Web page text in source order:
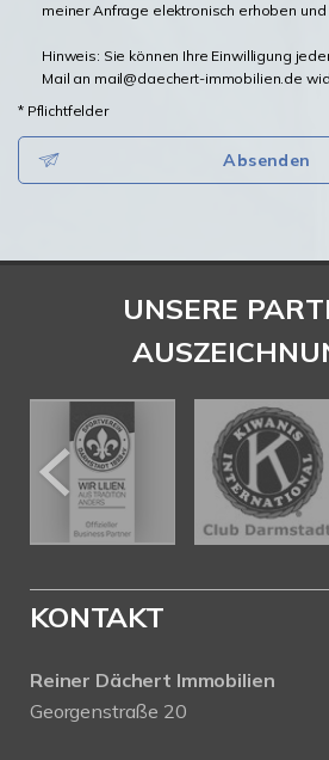
meiner Anfrage elektronisch erhoben
Hinweis: Sie können Ihre Einwilligung
Mail an mail@daechert-immobilien.de
* Pflichtfelder
Absenden
UNSERE
KONTAKT
Reiner Dächert Immobilien
Georgenstraße 20